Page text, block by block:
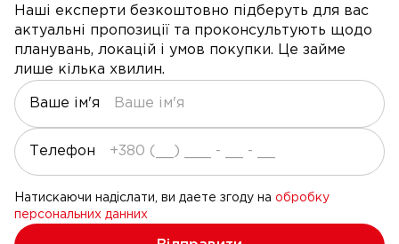
Наші експерти безкоштовно підберуть для вас
актуальні пропозиції та проконсультують щодо
планувань, локацій і умов покупки. Це займе
лише кілька хвилин.
Ваше ім'я
Телефон
Натискаючи надіслати, ви даете згоду на обробку
персональних данних